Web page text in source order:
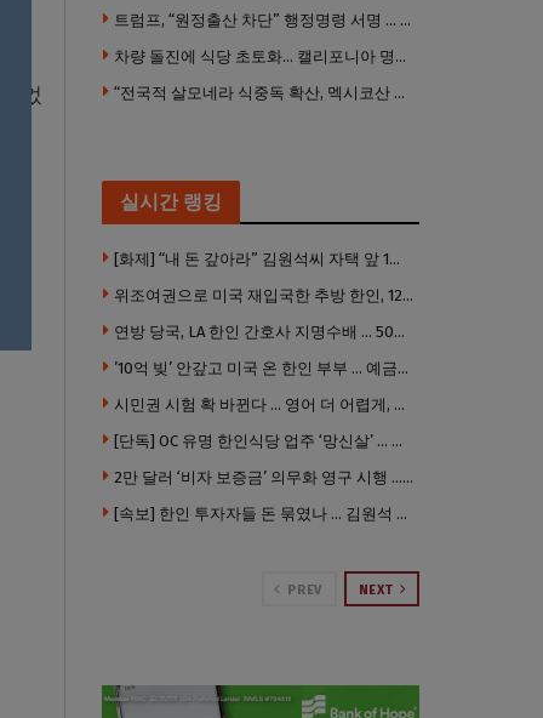
었
트럼프, “원정출산 차단” 행정명령 서명 … 외국 공무원 자녀도 시민권 안준다
차량 돌진에 식당 초토화… 캘리포니아 명물 버거집 “다시 일어설 수 있도록 도와주세요”
“전국적 살모네라 식중독 확산, 멕시코산 할라피뇨”– CDC
실시간 랭킹
[화제] “내 돈 갚아라” 김원석씨 자택 앞 1인 광대 시위 … 한인 투자사, “108만 달러 못받아”
위조여권으로 미국 재입국한 추방 한인, 120만 달러 은행 사기 행각
연방 당국, LA 한인 간호사 지명수배 … 500만 달러 메디캐어 사기, 선고 직전 한국 도주
’10억 빚’ 안갚고 미국 온 한인 부부 … 예금보험공사, 미국서 소송
시민권 시험 확 바뀐다 … 영어 더 어렵게, 민간시험 도입 추진
[단독] OC 유명 한인식당 업주 ‘망신살’ … 육류대금 안 갚자 식당서 공개추심
2만 달러 ‘비자 보증금’ 의무화 영구 시행 … 입국 문턱 더 높아진다.
[속보] 한인 투자자들 돈 묶였나 … 김원석 회사들 챕터7 강제파산·자진파산 잇따라 신청
PREV NEXT